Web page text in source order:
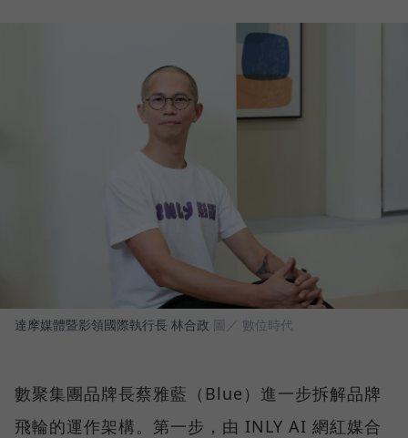
達摩媒體暨影領國際執行長 林合政 圖／ 數位時代
數聚集團品牌長蔡雅藍（Blue）進一步拆解品牌
飛輪的運作架構。第一步，由 INLY AI 網紅媒合